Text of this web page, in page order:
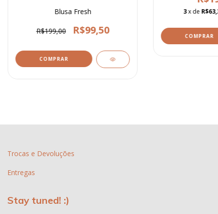
Blusa Fresh
R$199,00 R$99,50
COMPRAR
3x de
COMPRAR
Trocas e Devoluções
Entregas
Stay tuned! :)